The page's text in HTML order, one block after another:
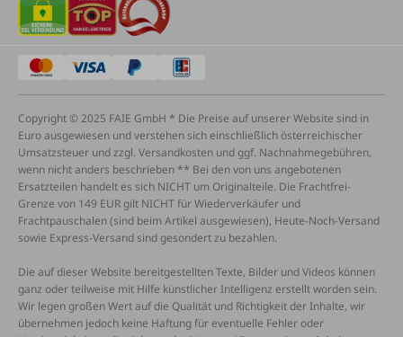
Copyright © 2025 FAIE GmbH * Die Preise auf unserer Website sind in
Euro ausgewiesen und verstehen sich einschließlich österreichischer
Umsatzsteuer und zzgl. Versandkosten und ggf. Nachnahmegebühren,
wenn nicht anders beschrieben ** Bei den von uns angebotenen
Ersatzteilen handelt es sich NICHT um Originalteile. Die Frachtfrei-
Grenze von 149 EUR gilt NICHT für Wiederverkäufer und
Frachtpauschalen (sind beim Artikel ausgewiesen), Heute-Noch-Versand
sowie Express-Versand sind gesondert zu bezahlen.
Die auf dieser Website bereitgestellten Texte, Bilder und Videos können
ganz oder teilweise mit Hilfe künstlicher Intelligenz erstellt worden sein.
Wir legen großen Wert auf die Qualität und Richtigkeit der Inhalte, wir
übernehmen jedoch keine Haftung für eventuelle Fehler oder